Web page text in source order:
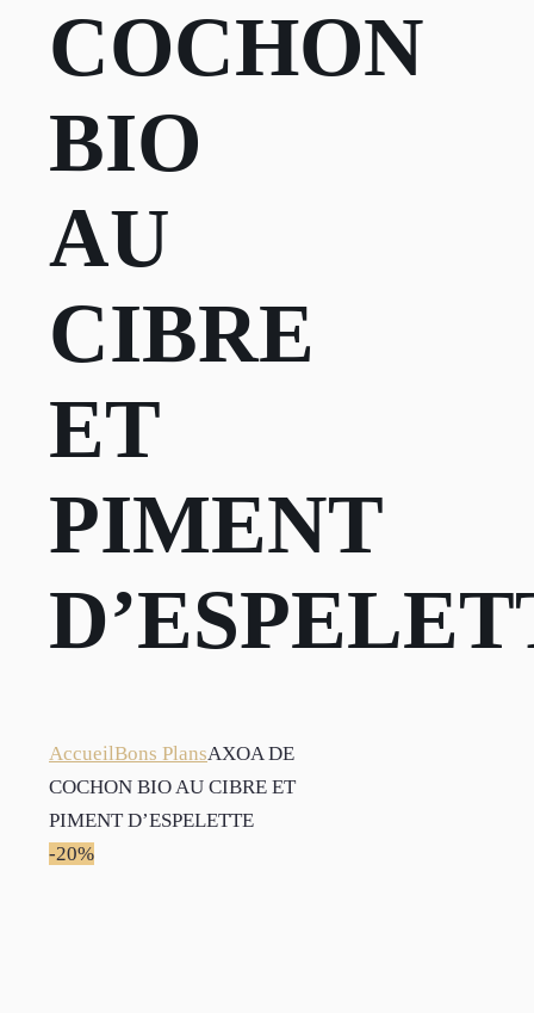
COCHON
BIO
AU
CIBRE
ET
PIMENT
AccueilBons PlansAXOA DE
COCHON BIO AU CIBRE ET
PIMENT D’ESPELETTE
-20%